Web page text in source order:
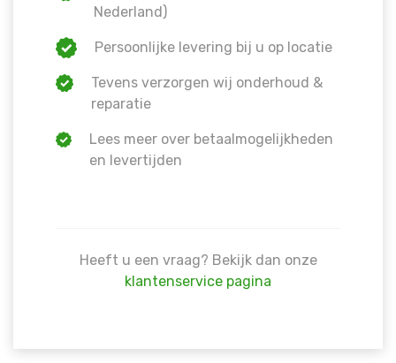
Nederland)
Persoonlijke levering bij u op locatie
Tevens verzorgen wij onderhoud &
reparatie
Lees meer over betaalmogelijkheden
en levertijden
Heeft u een vraag? Bekijk dan onze
klantenservice pagina